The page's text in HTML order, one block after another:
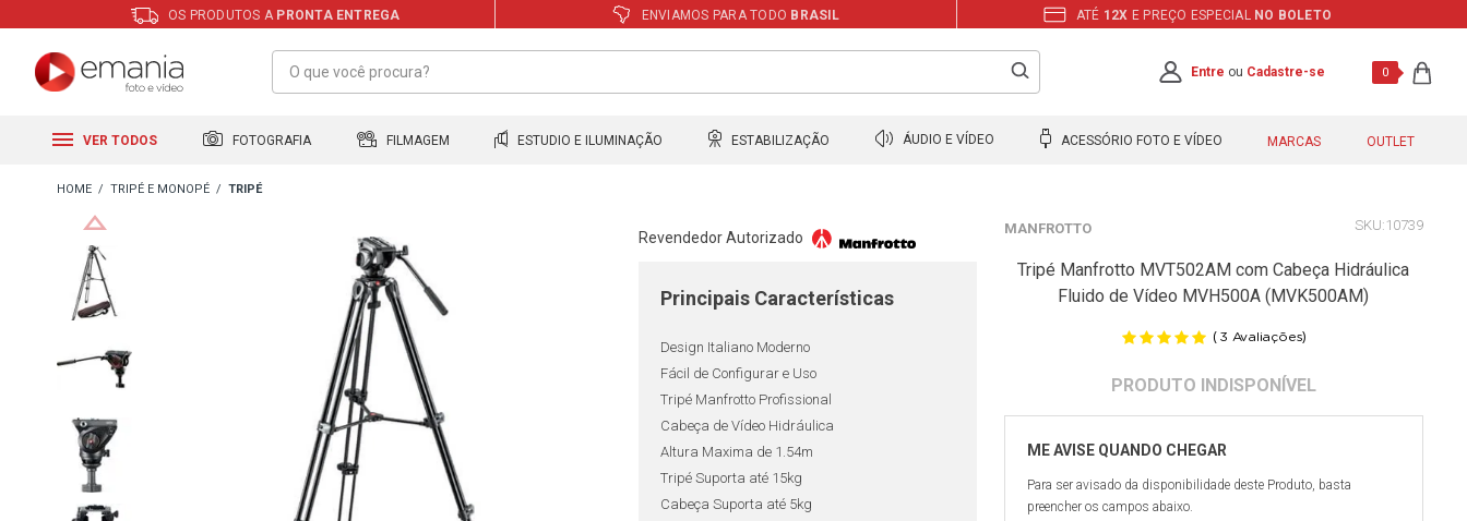
OS PRODUTOS A PRONTA ENTREGA ENVIAMOS PARA TODO BRASIL ATÉ 12X E PREÇO ESPECIAL NO BOLETO
Entre ou Cadastre-se 0
VER TODOS FOTOGRAFIA FILMAGEM ESTUDIO E ILUMINAÇÃO ESTABILIZAÇÃO ÁUDIO E VÍDEO ACESSÓRIO FOTO E VÍDEO MARCAS OUTLET
TRIPÉ E MONOPÉ TRIPÉ
Revendedor Autorizado
Principais Características
Design Italiano Moderno
Fácil de Configurar e Uso
Tripé Manfrotto Profissional
Cabeça de Vídeo Hidráulica
Altura Maxima de 1.54m
Tripé Suporta até 15kg
Cabeça Suporta até 5kg
MANFROTTO 10739
Tripé Manfrotto MVT502AM com Cabeça Hidráulica
Fluido de Vídeo MVH500A (MVK500AM)
( 3 Avaliações)
Para ser avisado da disponibilidade deste Produto, basta
preencher os campos abaixo.